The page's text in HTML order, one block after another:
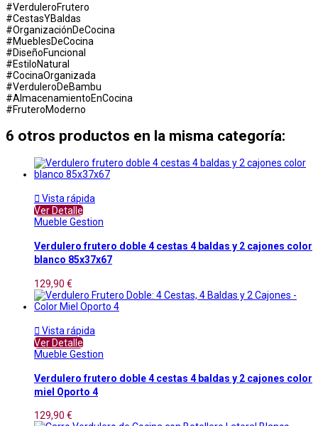
#VerduleroFrutero
#CestasYBaldas
#OrganizaciónDeCocina
#MueblesDeCocina
#DiseñoFuncional
#EstiloNatural
#CocinaOrganizada
#VerduleroDeBambu
#AlmacenamientoEnCocina
#FruteroModerno
6 otros productos en la misma categoría:
 Vista rápida
Ver Detalle
Mueble Gestion
Verdulero frutero doble 4 cestas 4 baldas y 2 cajones color
blanco 85x37x67
129,90 €
 Vista rápida
Ver Detalle
Mueble Gestion
Verdulero frutero doble 4 cestas 4 baldas y 2 cajones color
miel Oporto 4
129,90 €